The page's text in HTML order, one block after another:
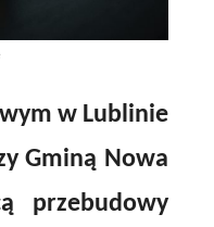
w Lublinie
Gminą Nowa
przebudowy